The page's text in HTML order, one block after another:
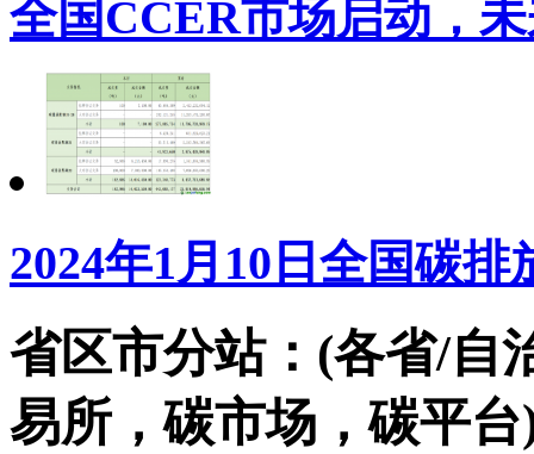
全国CCER市场启动，
2024年1月10日全国碳
省区市分站：(各省/自
易所，碳市场，碳平台